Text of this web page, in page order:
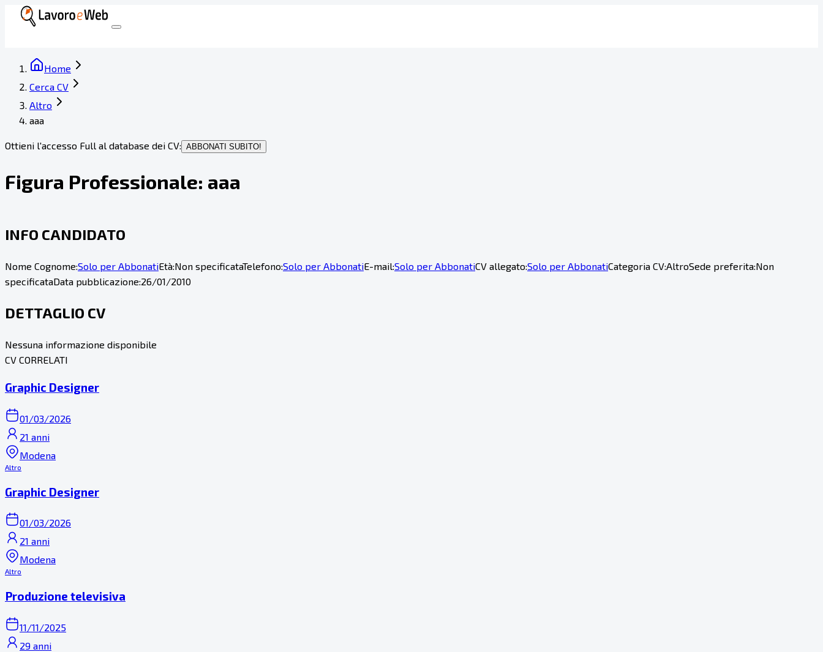
Home
Cerca CV
Altro
aaa
Ottieni l'accesso Full al database dei CV: ABBONATI SUBITO!
Figura Professionale: aaa
INFO CANDIDATO
Nome Cognome:Solo per AbbonatiEtà:Non specificataTelefono:Solo per AbbonatiE-mail:Solo per AbbonatiCV allegato:Solo per AbbonatiCategoria CV:AltroSede preferita:Non
specificataData pubblicazione:26/01/2010
DETTAGLIO CV
Nessuna informazione disponibile
CV CORRELATI
Graphic Designer
01/03/2026
21 anni
Modena
Altro
Graphic Designer
01/03/2026
21 anni
Modena
Altro
Produzione televisiva
11/11/2025
29 anni